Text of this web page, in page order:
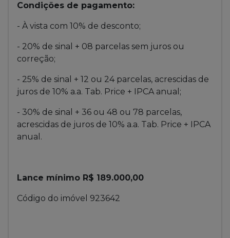
Condições de pagamento:
- À vista com 10% de desconto;
- 20% de sinal + 08 parcelas sem juros ou
correção;
- 25% de sinal + 12 ou 24 parcelas, acrescidas de
juros de 10% a.a. Tab. Price + IPCA anual;
- 30% de sinal + 36 ou 48 ou 78 parcelas,
acrescidas de juros de 10% a.a. Tab. Price + IPCA
anual.
Lance mínimo R$ 189.000,00
Código do imóvel 923642